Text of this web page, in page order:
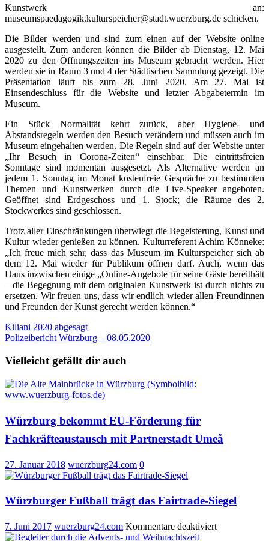
Kunstwerk an:
museumspaedagogik.kulturspeicher@stadt.wuerzburg.de schicken.
Die Bilder werden und sind zum einen auf der Website online
ausgestellt. Zum anderen können die Bilder ab Dienstag, 12. Mai
2020 zu den Öffnungszeiten ins Museum gebracht werden. Hier
werden sie in Raum 3 und 4 der Städtischen Sammlung gezeigt. Die
Präsentation läuft bis zum 28. Juni 2020. Am 27. Mai ist
Einsendeschluss für die Website und letzter Abgabetermin im
Museum.
Ein Stück Normalität kehrt zurück, aber Hygiene- und
Abstandsregeln werden den Besuch verändern und müssen auch im
Museum eingehalten werden. Die Regeln sind auf der Website unter
„Ihr Besuch in Corona-Zeiten“ einsehbar. Die eintrittsfreien
Sonntage sind momentan ausgesetzt. Als Alternative werden an
jedem 1. Sonntag im Monat kostenfreie Gespräche zu bestimmten
Themen und Kunstwerken durch die Live-Speaker angeboten.
Geöffnet sind Erdgeschoss und 1. Stock; die Räume des 2.
Stockwerkes sind geschlossen.
Trotz aller Einschränkungen überwiegt die Begeisterung, Kunst und
Kultur wieder genießen zu können. Kulturreferent Achim Könneke:
„Ich freue mich sehr, dass das Museum im Kulturspeicher sich ab
dem 12. Mai wieder für Publikum öffnen darf. Auch, wenn das
Haus inzwischen einige „Online-Angebote für seine Gäste bereithält
– die Begegnung mit dem originalen Kunstwerk ist durch nichts zu
ersetzen. Wir freuen uns, dass wir endlich wieder allen Freundinnen
und Freunden der Kunst gerecht werden können.“
Beitragsnavigation
Kiliani 2020 abgesagt
Polizeibericht Würzburg – 08.05.2020
Vielleicht gefällt dir auch
Würzburg bekommt EU-Förderung für
Fachkräfteaustausch mit Partnerstadt Umeå
27. Januar 2018 wuerzburg24.com 0
Würzburger Fußball trägt das Fairtrade-Siegel
7. Juni 2017 wuerzburg24.com Kommentare deaktiviertfür